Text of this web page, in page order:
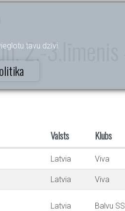
tavu dzīvi.
2.-3.līmenis 4
Valsts Klubs
Latvia Viva
Latvia Viva
Latvia Balvu SS